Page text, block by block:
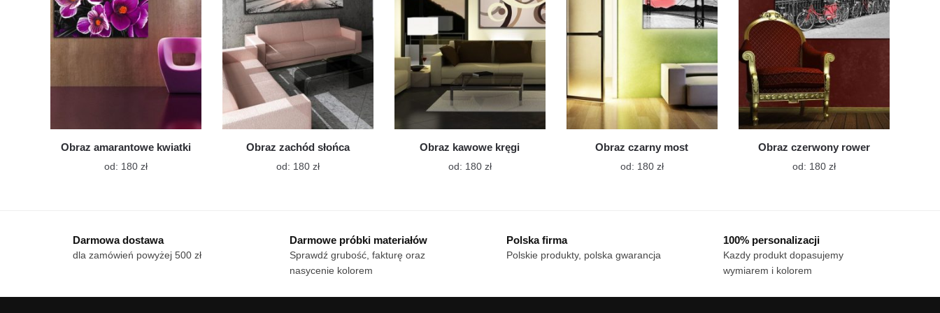
wybrać
na
stronie
produktu
wybrać
stronie
produktu
wybrać
na
stronie
wybrać
stronie
wybrać
na
stronie
produktu
Obraz amarantowe kwiatki
od: 180 złTen
Opcje
można
Obraz zachód słońca
od: 180 złTen
Opcje
można
wybrać
Obraz kawowe kręgi
od: 180 złTen
Opcje
można
Obraz czarny most
od: 180 złTen
Obraz czerwony rower
od: 180 złTen
można
Darmowa dostawa
dla zamówień powyżej 500 zł
Darmowe próbki materiałów
Sprawdź grubość, fakturę oraz
nasycenie kolorem
Polska firma
Polskie produkty, polska gwarancja
100% personalizacji
Kazdy produkt dopasujemy
wymiarem i kolorem